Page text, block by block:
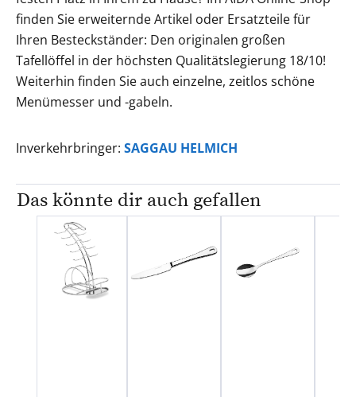
finden Sie erweiternde Artikel oder Ersatzteile für
Ihren Besteckständer: Den originalen großen
Tafellöffel in der höchsten Qualitätslegierung 18/10!
Weiterhin finden Sie auch einzelne, zeitlos schöne
Menümesser und -gabeln.
Inverkehrbringer: SAGGAU HELMICH
Das könnte dir auch gefallen
Produktgalerie überspringen